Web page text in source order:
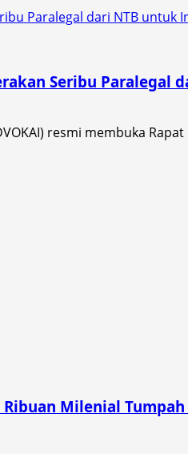
Paralegal dari NTB untuk
Seribu Paralegal
resmi membuka
Milenial Tumpah